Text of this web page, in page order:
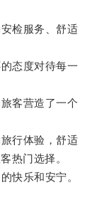
检服务、舒适
态度对待每一
客营造了一个
行体验，舒适
热门选择。
快乐和安宁。